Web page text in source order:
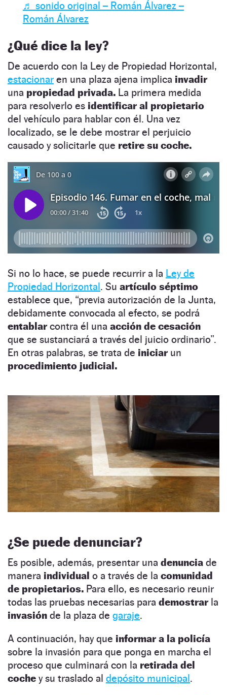
♬ sonido original – Román Álvarez –
Román Álvarez
¿Qué dice la ley?
De acuerdo con la Ley de Propiedad Horizontal,
estacionar en una plaza ajena implica invadir
una propiedad privada. La primera medida
para resolverlo es identificar al propietario
del vehículo para hablar con él. Una vez
localizado, se le debe mostrar el perjuicio
causado y solicitarle que retire su coche.
Si no lo hace, se puede recurrir a la Ley de
Propiedad Horizontal. Su artículo séptimo
establece que, “previa autorización de la Junta,
debidamente convocada al efecto, se podrá
entablarcontra él una acción de cesación
que se sustanciará a través del juicio ordinario”.
En otras palabras, se trata de iniciar un
procedimiento judicial.
¿Se puede denunciar?
Es posible, además, presentar una denuncia de
manera individual o a través de la comunidad
de propietarios. Para ello, es necesario reunir
todas las pruebas necesarias para demostrar la
invasión de la plaza de garaje.
A continuación, hay que informar a la policía
sobre la invasión para que ponga en marcha el
proceso que culminará con la retirada del
coche y su traslado al depósito municipal.